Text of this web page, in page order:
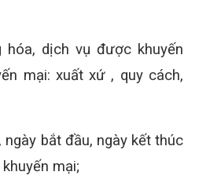
dịch vụ được khuyến
mại: xuất xứ , quy cách,
ngày bắt đầu, ngày kết thúc
mại;